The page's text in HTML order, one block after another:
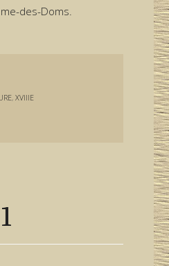
des-Doms.
, XVIIIE